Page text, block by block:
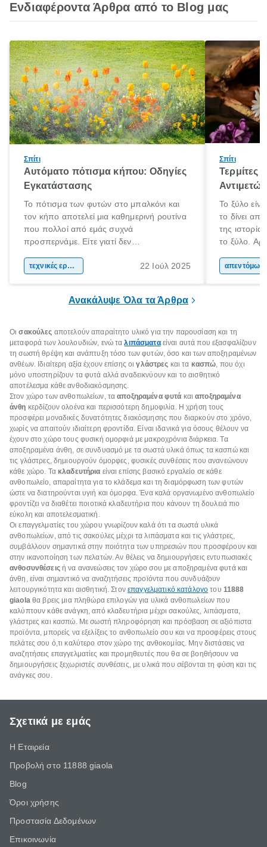
Ενδιαφέροντα Άρθρα από το Blog μας
Σπίτι
Αυτόματο πότισμα κήπου: Οδηγίες
Εγκατάστασης
Το πότισμα των φυτών στο μπαλκόνι και
τον κήπο αποτελεί μια καθημερινή ρουτίνα
που πολλοί από εμάς συχνά
προσπερνάμε. Είτε γιατί δεν
Αυτό ωστόσο, έχει πολύ αρνητικές
και μάλιστα, είναι καλό να την λαμβάνουν
τεχνικές εργασίες 22 Ιούλ 2025
Σπίτι
Τερμίτες
Το ξύλο
το δίνει
της
το ξύλο.
και
Ανακάλυψε Όλα τα Άρθρα
Οισακούλες αποτελούν απαραίτητο υλικό για την παρουσίαση και τη
μεταφορά των λουλουδιών, ενώ ταλιπάσματαείναι αυτά που εξασφαλίζουν
τη σωστή θρέψη και ανάπτυξη τόσο των φυτών, όσο και των αποξηραμένων
ανθέων. Ιδιαίτερη αξία έχουν επίσης οιγλάστρες και τα κασπώ, που όχι
μόνο υποστηρίζουν τα φυτά αλλά αναδεικνύουν και το αισθητικό
αποτέλεσμα κάθε ανθοδιακόσμησης.
Στον χώρο των ανθοπωλείων, τααποξηραμένα φυτά καιαποξηραμένα
άνθη κερδίζουν ολοένα και περισσότερη δημοφιλία. Η χρήση τους
προσφέρει μοναδικές δυνατότητες διακόσμησης που διαρκούν στο χρόνο,
χωρίς να απαιτούν ιδιαίτερη φροντίδα. Είναι ιδανικά για όσους θέλουν να
έχουν στο χώρο τους φυσική ομορφιά με μακροχρόνια διάρκεια. Τα
αποξηραμένα άνθη, σε συνδυασμό με τα σωστά υλικά όπως τα κασπώ και
τις γλάστρες, δημιουργούν όμορφες, φυσικές συνθέσεις που ανανεώνουν
κάθε χώρο. Τα κλαδευτήρια είναι επίσης βασικό εργαλείο σε κάθε
ανθοπωλείο, απαραίτητα για το κλάδεμα και τη διαμόρφωση των φυτών
ώστε να διατηρούνται υγιή και όμορφα. Ένα καλά οργανωμένο ανθοπωλείο
φροντίζει να διαθέτει ποιοτικά κλαδευτήρια που κάνουν τη δουλειά πιο
εύκολη και αποτελεσματική.
Οι επαγγελματίες του χώρου γνωρίζουν καλά ότι τα σωστά υλικά
ανθοπωλείων, από τις σακούλες μέχρι τα λιπάσματα και τις γλάστρες,
συμβάλλουν σημαντικά στην ποιότητα των υπηρεσιών που προσφέρουν και
στην ικανοποίηση των πελατών. Αν θέλεις να δημιουργήσεις εντυπωσιακές
ανθοσυνθέσειςή να ανανεώσεις τον χώρο σου με αποξηραμένα φυτά και
άνθη, είναι σημαντικό να αναζητήσεις προϊόντα που συνδυάζουν
λειτουργικότητα και αισθητική. Στονεπαγγελματικό κατάλογο του 11888
giaolaθα βρεις μια πληθώρα επιλογών για υλικά ανθοπωλείων που
καλύπτουν κάθε ανάγκη, από κλαδευτήρια μέχρι σακούλες, λιπάσματα,
γλάστρες και κασπώ. Με σωστή πληροφόρηση και πρόσβαση σε αξιόπιστα
προϊόντα, μπορείς να εξελίξεις το ανθοπωλείο σου και να προσφέρεις στους
πελάτες σου ό,τι καλύτερο στον χώρο της ανθοκομίας. Μην διστάσεις να
αναζητήσεις επαγγελματίες και προμηθευτές που θα σε βοηθήσουν να
δημιουργήσεις ξεχωριστές συνθέσεις, με υλικά που σέβονται τη φύση και τις
ανάγκες σου.
Σχετικά με εμάς
Η Εταιρεία
Προβολή στο 11888 giaola
Blog
Όροι χρήσης
Προστασία Δεδομένων
Επικοινωνία